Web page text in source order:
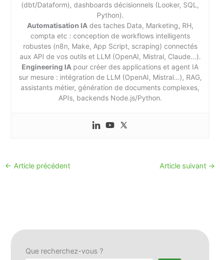
(dbt/Dataform), dashboards décisionnels (Looker, SQL,
Python).
Automatisation IAdes taches Data, Marketing, RH,
compta etc : conception de workflows intelligents
robustes (n8n, Make, App Script, scraping) connectés
aux API de vos outils et LLM (OpenAI, Mistral, Claude…).
Engineering IA pour créer des applications et agent IA
sur mesure : intégration de LLM (OpenAI, Mistral…), RAG,
assistants métier, génération de documents complexes,
APIs, backends Node.js/Python.
← Article précédent Article suivant →
Que recherchez-vous ?